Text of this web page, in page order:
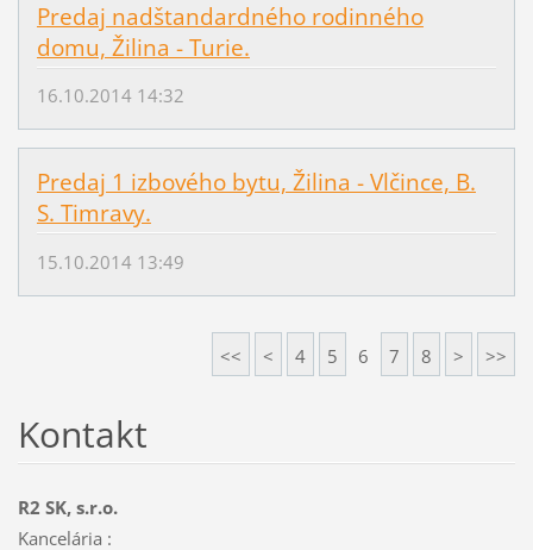
Predaj nadštandardného rodinného
domu, Žilina - Turie.
16.10.2014 14:32
Predaj 1 izbového bytu, Žilina - Vlčince, B.
S. Timravy.
15.10.2014 13:49
<< < 4 5 6 7 8 > >>
Kontakt
R2 SK, s.r.o.
Kancelária :